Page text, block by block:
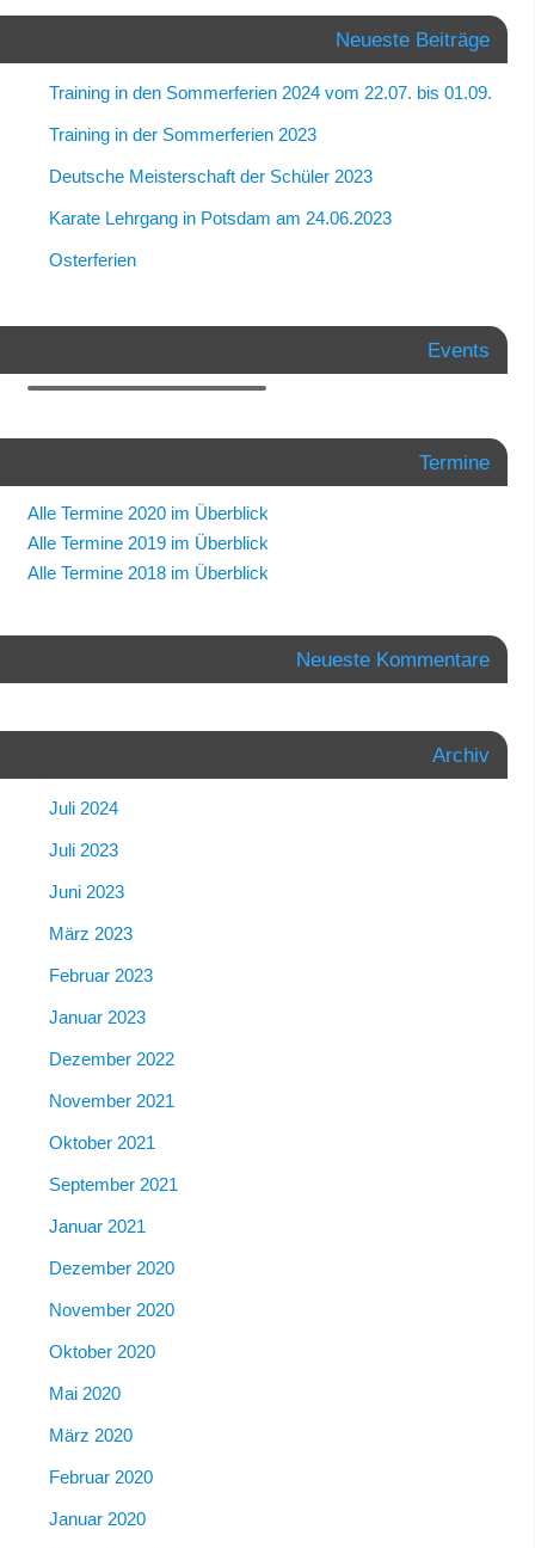
Neueste Beiträge
Training in den Sommerferien 2024 vom 22.07. bis 01.09.
Training in der Sommerferien 2023
Deutsche Meisterschaft der Schüler 2023
Karate Lehrgang in Potsdam am 24.06.2023
Osterferien
Events
Termine
Alle Termine 2020 im Überblick
Alle Termine 2019 im Überblick
Alle Termine 2018 im Überblick
Neueste Kommentare
Archiv
Juli 2024
Juli 2023
Juni 2023
März 2023
Februar 2023
Januar 2023
Dezember 2022
November 2021
Oktober 2021
September 2021
Januar 2021
Dezember 2020
November 2020
Oktober 2020
Mai 2020
März 2020
Februar 2020
Januar 2020